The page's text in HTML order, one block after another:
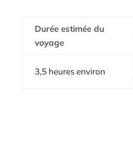
Durée estimée du
voyage
3,5 heures environ